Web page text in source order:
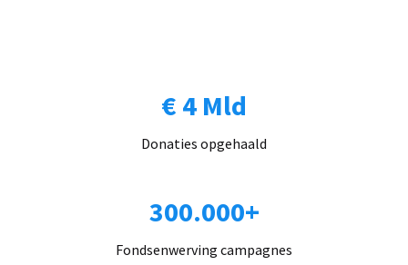
€ 4 Mld
Donaties opgehaald
300.000+
Fondsenwerving campagnes